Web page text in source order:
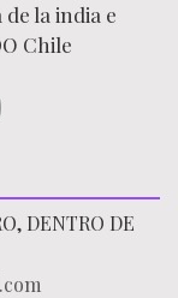
la india e
Chile
DENTRO DE